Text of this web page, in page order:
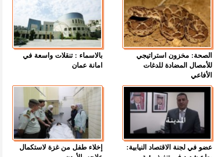
الصحة: مخزون استراتيجي
للأمصال المضادة للدغات
الأفاعي
بالاسماء : تنقلات واسعة في
امانة عمان
عضو في لجنة الاقتصاد النيابية:
إخلاء طفل من غزة لاستكمال